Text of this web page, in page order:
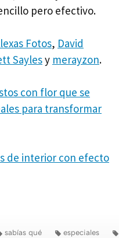
pero efectivo.
Fotos, David
Saylesy merayzon.
con flor que se
para transformar
de interior con efecto
sabías qué especiales